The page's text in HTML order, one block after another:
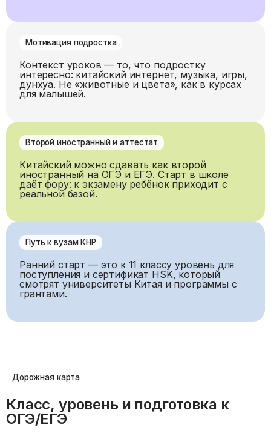
Мотивация подростка
Контекст уроков — то, что подростку
интересно: китайский интернет, музыка, игры,
дунхуа. Не «животные и цвета», как в курсах
для малышей.
Второй иностранный и аттестат
Китайский можно сдавать как второй
иностранный на ОГЭ и ЕГЭ. Старт в школе
даёт фору: к экзамену ребёнок приходит с
реальной базой.
Путь к вузам КНР
Ранний старт — это к 11 классу уровень для
поступления и сертификат HSK, который
смотрят университеты Китая и программы с
грантами.
Дорожная карта
Класс, уровень и подготовка к
ОГЭ/ЕГЭ